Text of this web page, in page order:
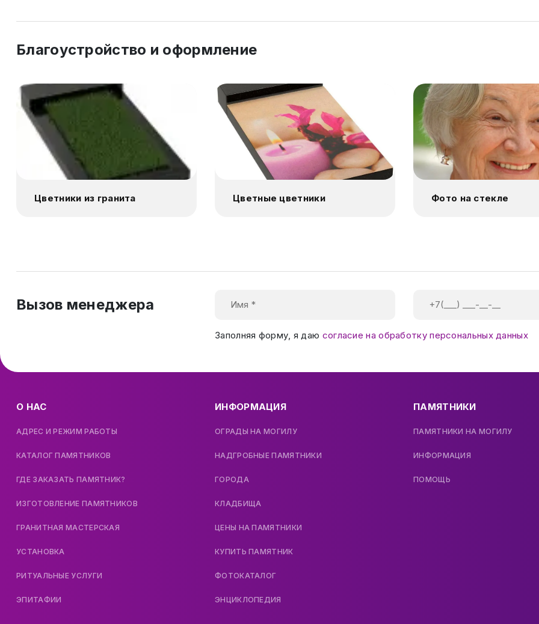
Благоустройство и оформление
Цветники из гранита Цветные цветники Фото на стекле
Вызов менеджера
Заполняя форму, я даю согласие на обработку персональных данных
О НАС
АДРЕС И РЕЖИМ РАБОТЫ
КАТАЛОГ ПАМЯТНИКОВ
ГДЕ ЗАКАЗАТЬ ПАМЯТНИК?
ИЗГОТОВЛЕНИЕ ПАМЯТНИКОВ
ГРАНИТНАЯ МАСТЕРСКАЯ
УСТАНОВКА
РИТУАЛЬНЫЕ УСЛУГИ
ЭПИТАФИИ
ИНФОРМАЦИЯ
ОГРАДЫ НА МОГИЛУ
НАДГРОБНЫЕ ПАМЯТНИКИ
ГОРОДА
КЛАДБИЩА
ЦЕНЫ НА ПАМЯТНИКИ
КУПИТЬ ПАМЯТНИК
ФОТОКАТАЛОГ
ЭНЦИКЛОПЕДИЯ
ПАМЯТНИКИ
ПАМЯТНИКИ НА МОГИЛУ
ИНФОРМАЦИЯ
ПОМОЩЬ